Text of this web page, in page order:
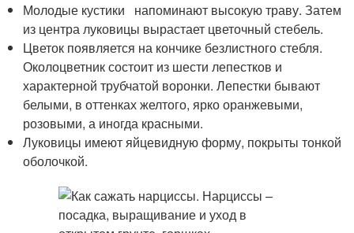
Молодые кустики напоминают высокую траву. Затем
из центра луковицы вырастает цветочный стебель.
Цветок появляется на кончике безлистного стебля.
Околоцветник состоит из шести лепестков и
характерной трубчатой воронки. Лепестки бывают
белыми, в оттенках желтого, ярко оранжевыми,
розовыми, а иногда красными.
Луковицы имеют яйцевидную форму, покрыты тонкой
оболочкой.